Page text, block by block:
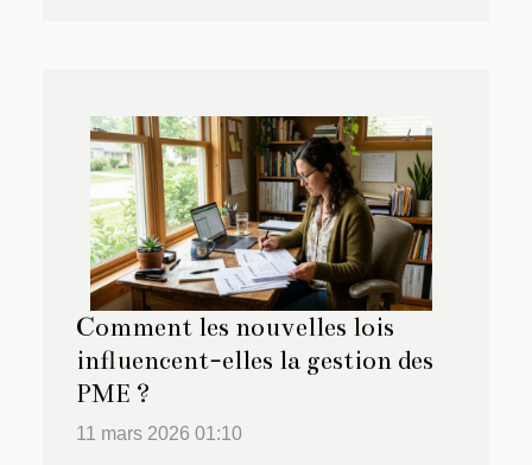
Comment les nouvelles lois
influencent-elles la gestion des
PME ?
11 mars 2026 01:10